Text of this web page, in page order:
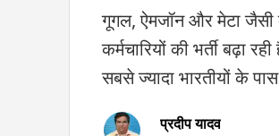
गूगल, ऐमजॉन और मेटा जैसी
कर्मचारियों की भर्ती बढ़ा
सबसे ज्यादा भारतीयों के
प्रदीप यादव